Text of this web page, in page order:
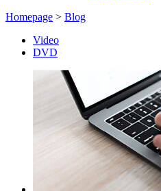
Homepage > Blog
Video
DVD